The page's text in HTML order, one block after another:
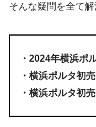
そんな疑問を全て
・2024年横浜ポ
・横浜ポルタ初
・横浜ポルタ初